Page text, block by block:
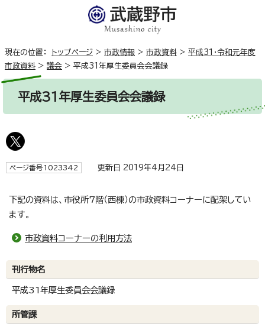
現在の位置： トップページ > 市政情報 > 市政資料 > 平成31・令和元年度
市政資料 > 議会 > 平成31年厚生委員会会議録
平成31年厚生委員会会議録
ページ番号1023342 更新日 2019年4月24日
下記の資料は、市役所7階（西棟）の市政資料コーナーに配架してい
ます。
市政資料コーナーの利用方法
刊行物名
平成31年厚生委員会会議録
所管課